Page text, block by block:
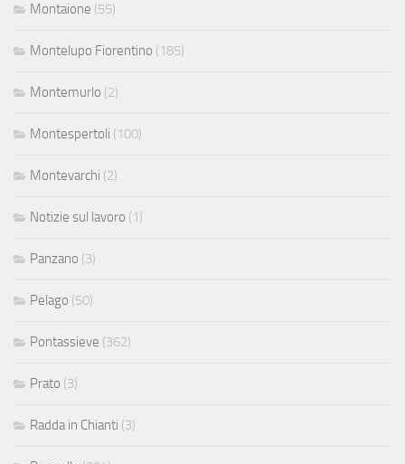
Montaione (55)
Montelupo Fiorentino (185)
Montemurlo (2)
Montespertoli (100)
Montevarchi (2)
Notizie sul lavoro (1)
Panzano (3)
Pelago (50)
Pontassieve (362)
Prato (3)
Radda in Chianti (3)